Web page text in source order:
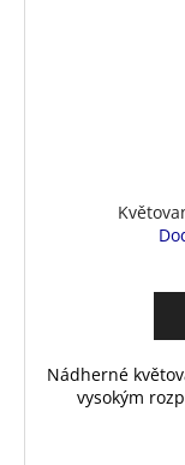
Nádherné
vysokým